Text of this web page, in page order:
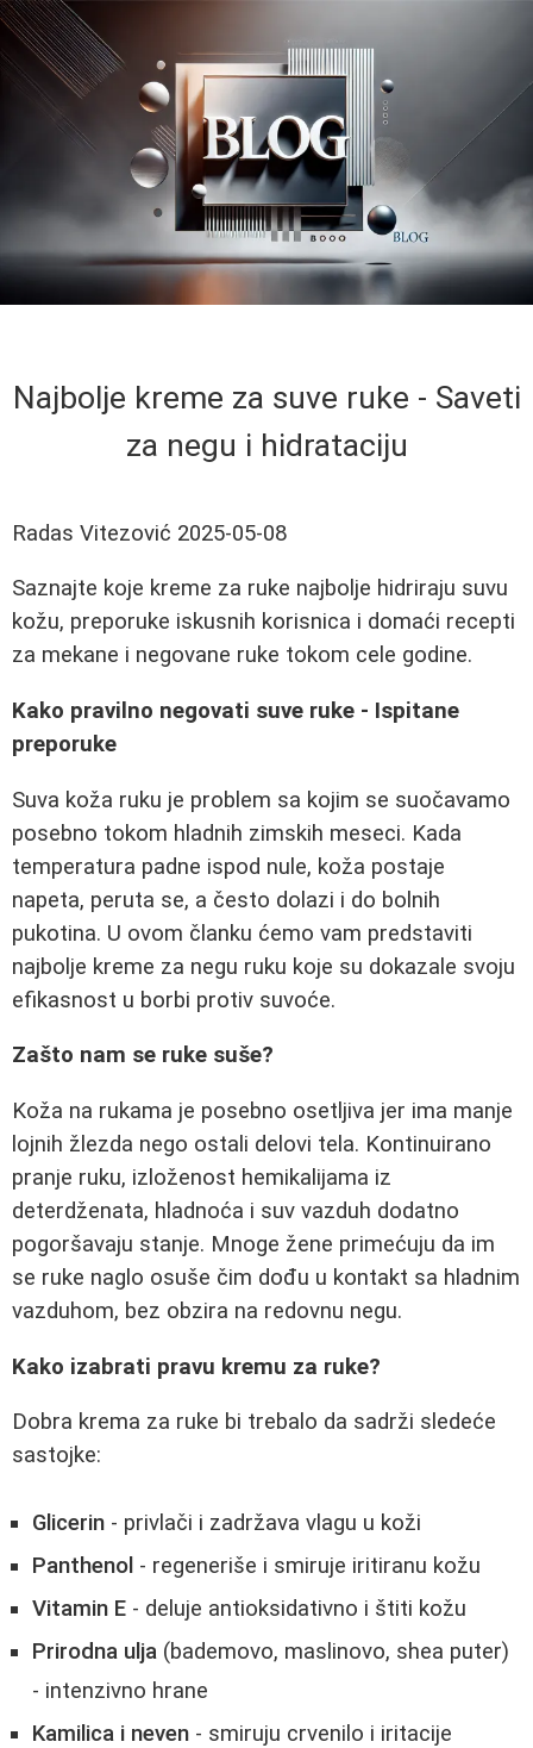
Najbolje kreme za suve ruke - Saveti
za negu i hidrataciju
Radas Vitezović 2025-05-08
Saznajte koje kreme za ruke najbolje hidriraju suvu
kožu, preporuke iskusnih korisnica i domaći recepti
za mekane i negovane ruke tokom cele godine.
Kako pravilno negovati suve ruke - Ispitane
preporuke
Suva koža ruku je problem sa kojim se suočavamo
posebno tokom hladnih zimskih meseci. Kada
temperatura padne ispod nule, koža postaje
napeta, peruta se, a često dolazi i do bolnih
pukotina. U ovom članku ćemo vam predstaviti
najbolje kreme za negu ruku koje su dokazale svoju
efikasnost u borbi protiv suvoće.
Zašto nam se ruke suše?
Koža na rukama je posebno osetljiva jer ima manje
lojnih žlezda nego ostali delovi tela. Kontinuirano
pranje ruku, izloženost hemikalijama iz
deterdženata, hladnoća i suv vazduh dodatno
pogoršavaju stanje. Mnoge žene primećuju da im
se ruke naglo osuše čim dođu u kontakt sa hladnim
vazduhom, bez obzira na redovnu negu.
Kako izabrati pravu kremu za ruke?
Dobra krema za ruke bi trebalo da sadrži sledeće
sastojke:
Glicerin - privlači i zadržava vlagu u koži
Panthenol - regeneriše i smiruje iritiranu kožu
Vitamin E - deluje antioksidativno i štiti kožu
Prirodna ulja (bademovo, maslinovo, shea puter)
- intenzivno hrane
Kamilica i neven - smiruju crvenilo i iritacije